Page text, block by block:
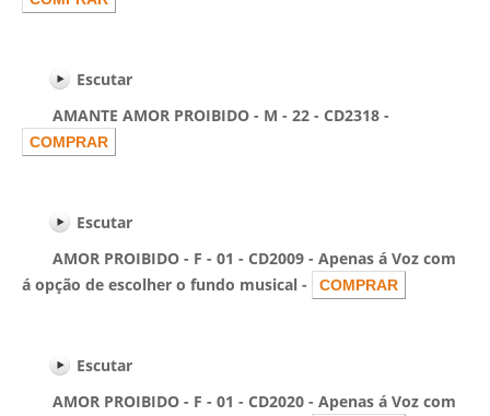
Escutar
AMANTE AMOR PROIBIDO - M - 22 - CD2318 -
Escutar
AMOR PROIBIDO - F - 01 - CD2009 - Apenas á Voz com
á opção de escolher o fundo musical -
Escutar
AMOR PROIBIDO - F - 01 - CD2020 - Apenas á Voz com